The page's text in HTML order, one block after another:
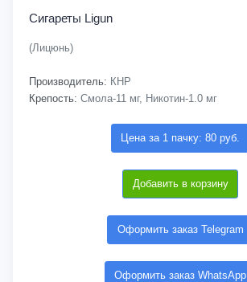
Сигареты Ligun
(Лицюнь)
Производитель: КНР
Крепость: Смола-11 мг, Никотин-1.0 мг
Цена за 1 пачку: 80 руб.
Добавить в корзину
Оформить заказ Telegram
Оформить заказ WhatsApp